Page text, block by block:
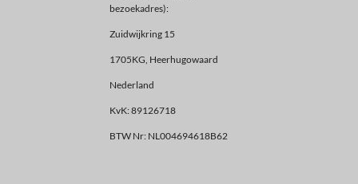
bezoekadres):
Zuidwijkring 15
1705KG, Heerhugowaard
Nederland
KvK: 89126718
BTW Nr: NL004694618B62